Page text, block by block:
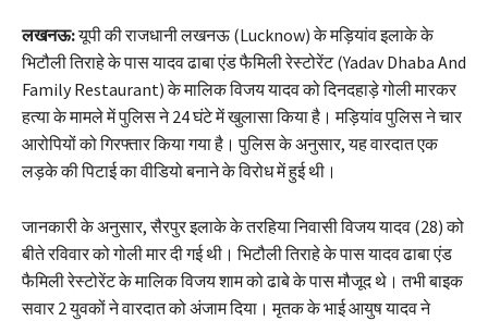
लखनऊ:यूपी की राजधानी लखनऊ (Lucknow) के मड़ियांव इलाके के
भिटौली तिराहे के पास यादव ढाबा एंड फैमिली रेस्टोरेंट (Yadav Dhaba And
Family Restaurant) के मालिक विजय यादव को दिनदहाड़े गोली मारकर
हत्या के मामले में पुलिस ने 24 घंटे में खुलासा किया है। मड़ियांव पुलिस ने चार
आरोपियों को गिरफ्तार किया गया है। पुलिस के अनुसार, यह वारदात एक
लड़के की पिटाई का वीडियो बनाने के विरोध में हुई थी।
जानकारी के अनुसार, सैरपुर इलाके के तरहिया निवासी विजय यादव (28) को
बीते रविवार को गोली मार दी गई थी। भिटौली तिराहे के पास यादव ढाबा एंड
फैमिली रेस्टोरेंट के मालिक विजय शाम को ढाबे के पास मौजूद थे। तभी बाइक
सवार 2 युवकों ने वारदात को अंजाम दिया। मृतक के भाई आयुष यादव ने